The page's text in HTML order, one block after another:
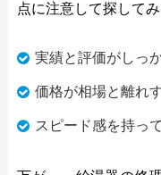
点に注意して探して
実績と評価がしっ
価格が相場と離れ
スピード感を持っ